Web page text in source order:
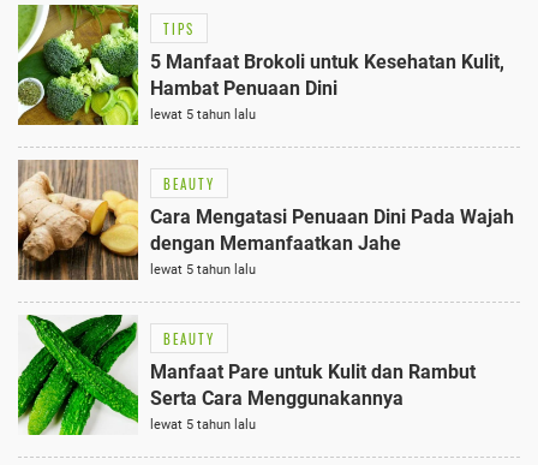
TIPS
5 Manfaat Brokoli untuk Kesehatan Kulit,
Hambat Penuaan Dini
lewat 5 tahun lalu
BEAUTY
Cara Mengatasi Penuaan Dini Pada Wajah
dengan Memanfaatkan Jahe
lewat 5 tahun lalu
BEAUTY
Manfaat Pare untuk Kulit dan Rambut
Serta Cara Menggunakannya
lewat 5 tahun lalu